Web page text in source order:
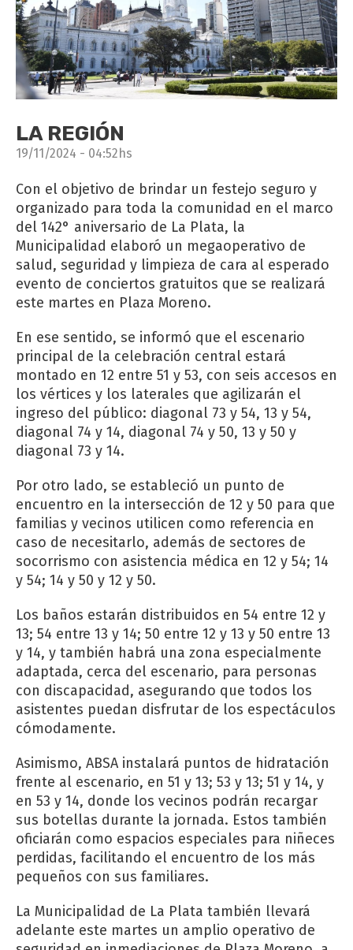
LA REGIÓN
19/11/2024 - 04:52hs
Con el objetivo de brindar un festejo seguro y
organizado para toda la comunidad en el marco
del 142° aniversario de La Plata, la
Municipalidad elaboró un megaoperativo de
salud, seguridad y limpieza de cara al esperado
evento de conciertos gratuitos que se realizará
este martes en Plaza Moreno.
En ese sentido, se informó que el escenario
principal de la celebración central estará
montado en 12 entre 51 y 53, con seis accesos en
los vértices y los laterales que agilizarán el
ingreso del público: diagonal 73 y 54, 13 y 54,
diagonal 74 y 14, diagonal 74 y 50, 13 y 50 y
diagonal 73 y 14.
Por otro lado, se estableció un punto de
encuentro en la intersección de 12 y 50 para que
familias y vecinos utilicen como referencia en
caso de necesitarlo, además de sectores de
socorrismo con asistencia médica en 12 y 54; 14
y 54; 14 y 50 y 12 y 50.
Los baños estarán distribuidos en 54 entre 12 y
13; 54 entre 13 y 14; 50 entre 12 y 13 y 50 entre 13
y 14, y también habrá una zona especialmente
adaptada, cerca del escenario, para personas
con discapacidad, asegurando que todos los
asistentes puedan disfrutar de los espectáculos
cómodamente.
Asimismo, ABSA instalará puntos de hidratación
frente al escenario, en 51 y 13; 53 y 13; 51 y 14, y
en 53 y 14, donde los vecinos podrán recargar
sus botellas durante la jornada. Estos también
oficiarán como espacios especiales para niñeces
perdidas, facilitando el encuentro de los más
pequeños con sus familiares.
La Municipalidad de La Plata también llevará
adelante este martes un amplio operativo de